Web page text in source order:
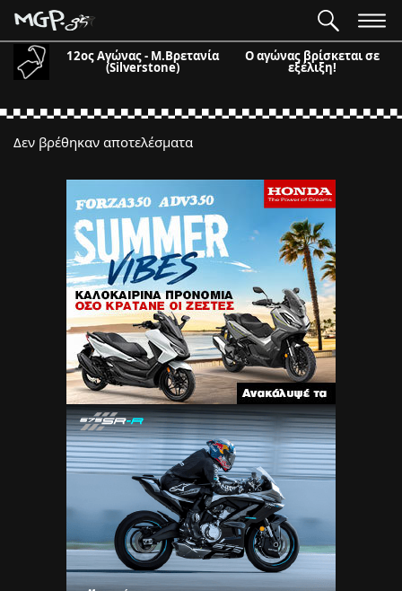
12ος Αγώνας - Μ.Βρετανία
(Silverstone)
Ο αγώνας βρίσκεται σε
εξέλιξη!
Δεν βρέθηκαν αποτελέσματα